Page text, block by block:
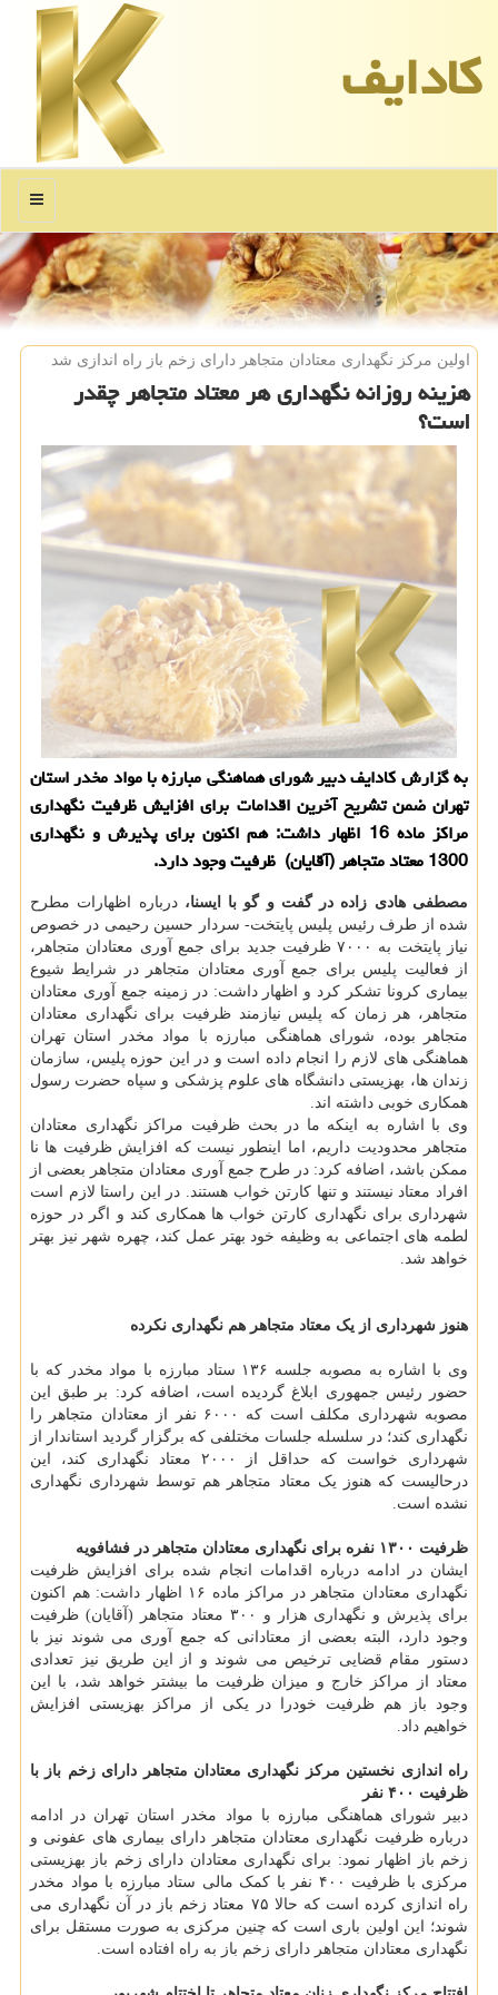
كادایف
منو
اولین مركز نگهداری معتادان متجاهر دارای زخم باز راه اندازی شد
هزینه روزانه نگهداری هر معتاد متجاهر چقدر
است؟
به گزارش كادایف دبیر شورای هماهنگی مبارزه با مواد مخدر استان
تهران ضمن تشریح آخرین اقدامات برای افزایش ظرفیت نگهداری
مراكز ماده 16 اظهار داشت: هم اكنون برای پذیرش و نگهداری
1300 معتاد متجاهر (آقایان) ظرفیت وجود دارد.
مصطفی هادی زاده در گفت و گو با ایسنا،درباره اظهارات مطرح
شده از طرف رئیس پلیس پایتخت- سردار حسین رحیمی در خصوص
نیاز پایتخت به ۷۰۰۰ ظرفیت جدید برای جمع آوری معتادان متجاهر،
از فعالیت پلیس برای جمع آوری معتادان متجاهر در شرایط شیوع
بیماری کرونا تشکر کرد و اظهار داشت: در زمینه جمع آوری معتادان
متجاهر، هر زمان که پلیس نیازمند ظرفیت برای نگهداری معتادان
متجاهر بوده، شورای هماهنگی مبارزه با مواد مخدر استان تهران
هماهنگی های لازم را انجام داده است و در این حوزه پلیس، سازمان
زندان ها، بهزیستی دانشگاه های علوم پزشکی و سپاه حضرت رسول
همکاری خوبی داشته اند.
وی با اشاره به اینکه ما در بحث ظرفیت مراکز نگهداری معتادان
متجاهر محدودیت داریم، اما اینطور نیست که افزایش ظرفیت ها نا
ممکن باشد، اضافه کرد: در طرح جمع آوری معتادان متجاهر بعضی از
افراد معتاد نیستند و تنها کارتن خواب هستند. در این راستا لازم است
شهرداری برای نگهداری کارتن خواب ها همکاری کند و اگر در حوزه
لطمه های اجتماعی به وظیفه خود بهتر عمل کند، چهره شهر نیز بهتر
خواهد شد.
هنوز شهرداری از یک معتاد متجاهر هم نگهداری نکرده
وی با اشاره به مصوبه جلسه ۱۳۶ ستاد مبارزه با مواد مخدر که با
حضور رئیس جمهوری ابلاغ گردیده است، اضافه کرد: بر طبق این
مصوبه شهرداری مکلف است که ۶۰۰۰ نفر از معتادان متجاهر را
نگهداری کند؛ در سلسله جلسات مختلفی که برگزار گردید استاندار از
شهرداری خواست که حداقل از ۲۰۰۰ معتاد نگهداری کند، این
درحالیست که هنوز یک معتاد متجاهر هم توسط شهرداری نگهداری
نشده است.
ظرفیت ۱۳۰۰ نفره برای نگهداری معتادان متجاهر در فشافویه
ایشان در ادامه درباره اقدامات انجام شده برای افزایش ظرفیت
نگهداری معتادان متجاهر در مراکز ماده ۱۶ اظهار داشت: هم اکنون
برای پذیرش و نگهداری هزار و ۳۰۰ معتاد متجاهر (آقایان) ظرفیت
وجود دارد، البته بعضی از معتادانی که جمع آوری می شوند نیز با
دستور مقام قضایی ترخیص می شوند و از این طریق نیز تعدادی
معتاد از مراکز خارج و میزان ظرفیت ما بیشتر خواهد شد، با این
وجود باز هم ظرفیت خودرا در یکی از مراکز بهزیستی افزایش
خواهیم داد.
راه اندازی نخستین مرکز نگهداری معتادان متجاهر دارای زخم باز با
ظرفیت ۴۰۰ نفر
دبیر شورای هماهنگی مبارزه با مواد مخدر استان تهران در ادامه
درباره ظرفیت نگهداری معتادان متجاهر دارای بیماری های عفونی و
زخم باز اظهار نمود: برای نگهداری معتادان دارای زخم باز بهزیستی
مرکزی با ظرفیت ۴۰۰ نفر با کمک مالی ستاد مبارزه با مواد مخدر
راه اندازی کرده است که حالا ۷۵ معتاد زخم باز در آن نگهداری می
شوند؛ این اولین باری است که چنین مرکزی به صورت مستقل برای
نگهداری معتادان متجاهر دارای زخم باز به راه افتاده است.